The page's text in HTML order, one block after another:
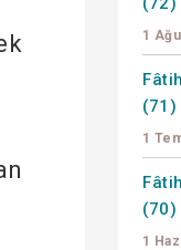
1
(71)
1
(70)
1